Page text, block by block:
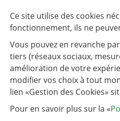
Tableau de
NOUS
Liens
Communauté d’agglomération
Ce site utilise des cookies
fonctionnement, ils ne
Vous pouvez en revanche
tiers (réseaux sociaux,
amélioration de votre
modifier vos choix à tout
lien «Gestion des Cookies»
Pour en savoir plus sur la «